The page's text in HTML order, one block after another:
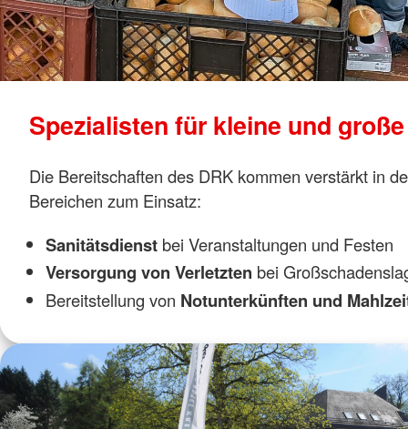
Spezialisten ­für kleine und
Die Bereitschaften des DRK kommen verstärkt in
Bereichen zum Einsatz:
Sanitätsdienst bei Veranstaltungen und Festen
Versorgung von Verletzten bei
Bereitstellung von Notunterkünften und